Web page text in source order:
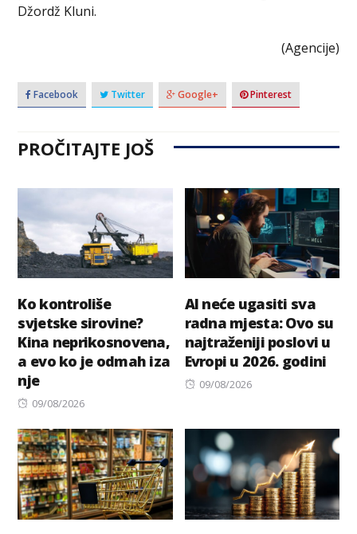
Džordž Kluni.
(Agencije)
Facebook Twitter Google+ Pinterest
PROČITAJTE JOŠ
Ko kontroliše
svjetske sirovine?
Kina neprikosnovena,
a evo ko je odmah iza
nje
Posted
09/08/2026
AI neće ugasiti sva
radna mjesta: Ovo su
najtraženiji poslovi u
Evropi u 2026. godini
Posted
09/08/2026